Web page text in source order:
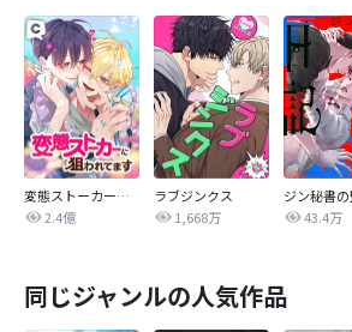
変態ストーカーに狙われてます
2.4億
ラブジンクス
1,668万
43.4万
同じジャンルの人気作品